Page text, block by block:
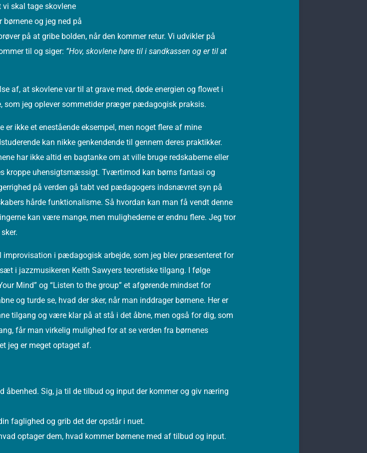
vi skal tage skovlene
og jeg ned på
på at gribe bolden, når den kommer retur. Vi udvikler på
til og siger: ”Hov, skovlene høre til i sandkassen og er til at
af, at skovlene var til at grave med, døde energien og flowet i
som jeg oplever sommetider præger pædagogisk praksis.
er ikke et enestående eksempel, men noget flere af mine
kan nikke genkendende til gennem deres praktikker.
har ikke altid en bagtanke om at ville bruge redskaberne eller
kroppe uhensigtsmæssigt. Tværtimod kan børns fantasi og
på verden gå tabt ved pædagogers indsnævret syn på
hårde funktionalisme. Så hvordan kan man få vendt denne
kan være mange, men mulighederne er endnu flere. Jeg tror
i pædagogisk arbejde, som jeg blev præsenteret for
i jazzmusikeren Keith Sawyers teoretiske tilgang. I følge
Mind” og “Listen to the group” et afgørende mindset for
og turde se, hvad der sker, når man inddrager børnene. Her er
tilgang og være klar på at stå i det åbne, men også for dig, som
får man virkelig mulighed for at se verden fra børnenes
jeg er meget optaget af.
åbenhed. Sig, ja til de tilbud og input der kommer og giv næring
faglighed og grib det der opstår i nuet.
optager dem, hvad kommer børnene med af tilbud og input.